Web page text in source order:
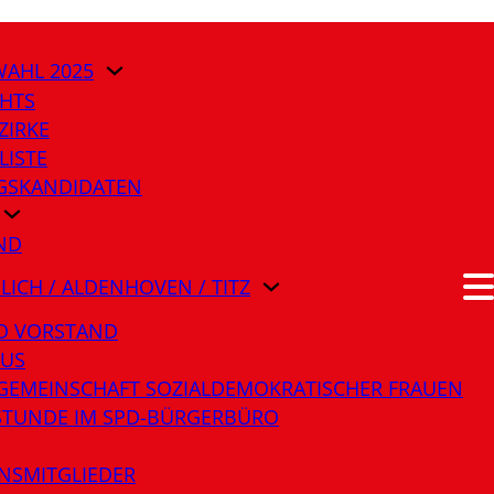
2025
/ ALDENHOVEN / TITZ
VORSTAND
SOZIALDEMOKRATISCHER FRAUEN
IM SPD-BÜRGERBÜRO